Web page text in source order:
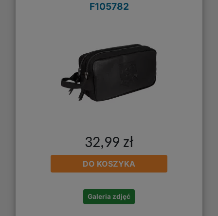
F105782
32,99 zł
DO KOSZYKA
Galeria zdjęć